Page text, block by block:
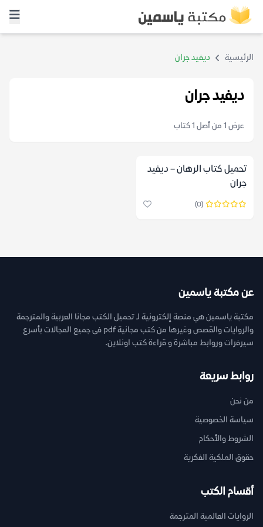
الرئيسية ديفيد جران
ديفيد جران
عرض 1 من أصل 1 كتاب
تحميل كتاب الرهان – ديفيد
جران
(0)
عن مكتبة ياسمين
مكتبة ياسمين هي منصة إلكترونية لـ تحميل الكتب مجانا العربية والمترجمة
والروايات والقصص وغيرها من كتب مجانية pdf فى جميع المجالات بأسرع
سيرفرات وروابط مباشرة و قراءة كتب اونلاين.
روابط سريعة
من نحن
سياسة الخصوصية
الشروط والأحكام
حقوق الملكية الفكرية
أقسام الكتب
الروايات العالمية المترجمة